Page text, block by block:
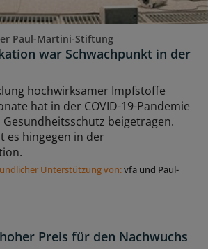
Paul-Martini-Stiftung
war Schwachpunkt in der
hochwirksamer Impfstoffe
hat in der COVID-19-Pandemie
beigetragen.
es hingegen in der
Unterstützung von:vfa und Paul-
Preis für den Nachwuchs